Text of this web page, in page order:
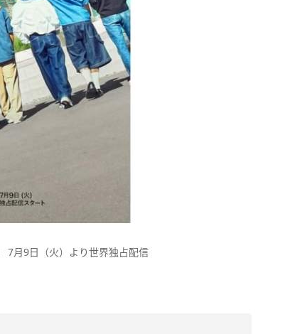
7月9日（火）より世界独占配信